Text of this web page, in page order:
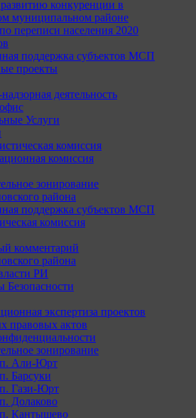
конкуренции в
муниципальном районе
переписи населения 2020
поддержка субъектов МСП
проекты
деятельность
Услуги
комиссия
комиссия
зонирование
района
поддержка субъектов МСП
комиссия
комментарий
района
РИ
Безопасности
экспертиза проектов
правовых актов
зонирование
Али-Юрт
Барсуки
Гази-Юрт
Долаково
Кантышево